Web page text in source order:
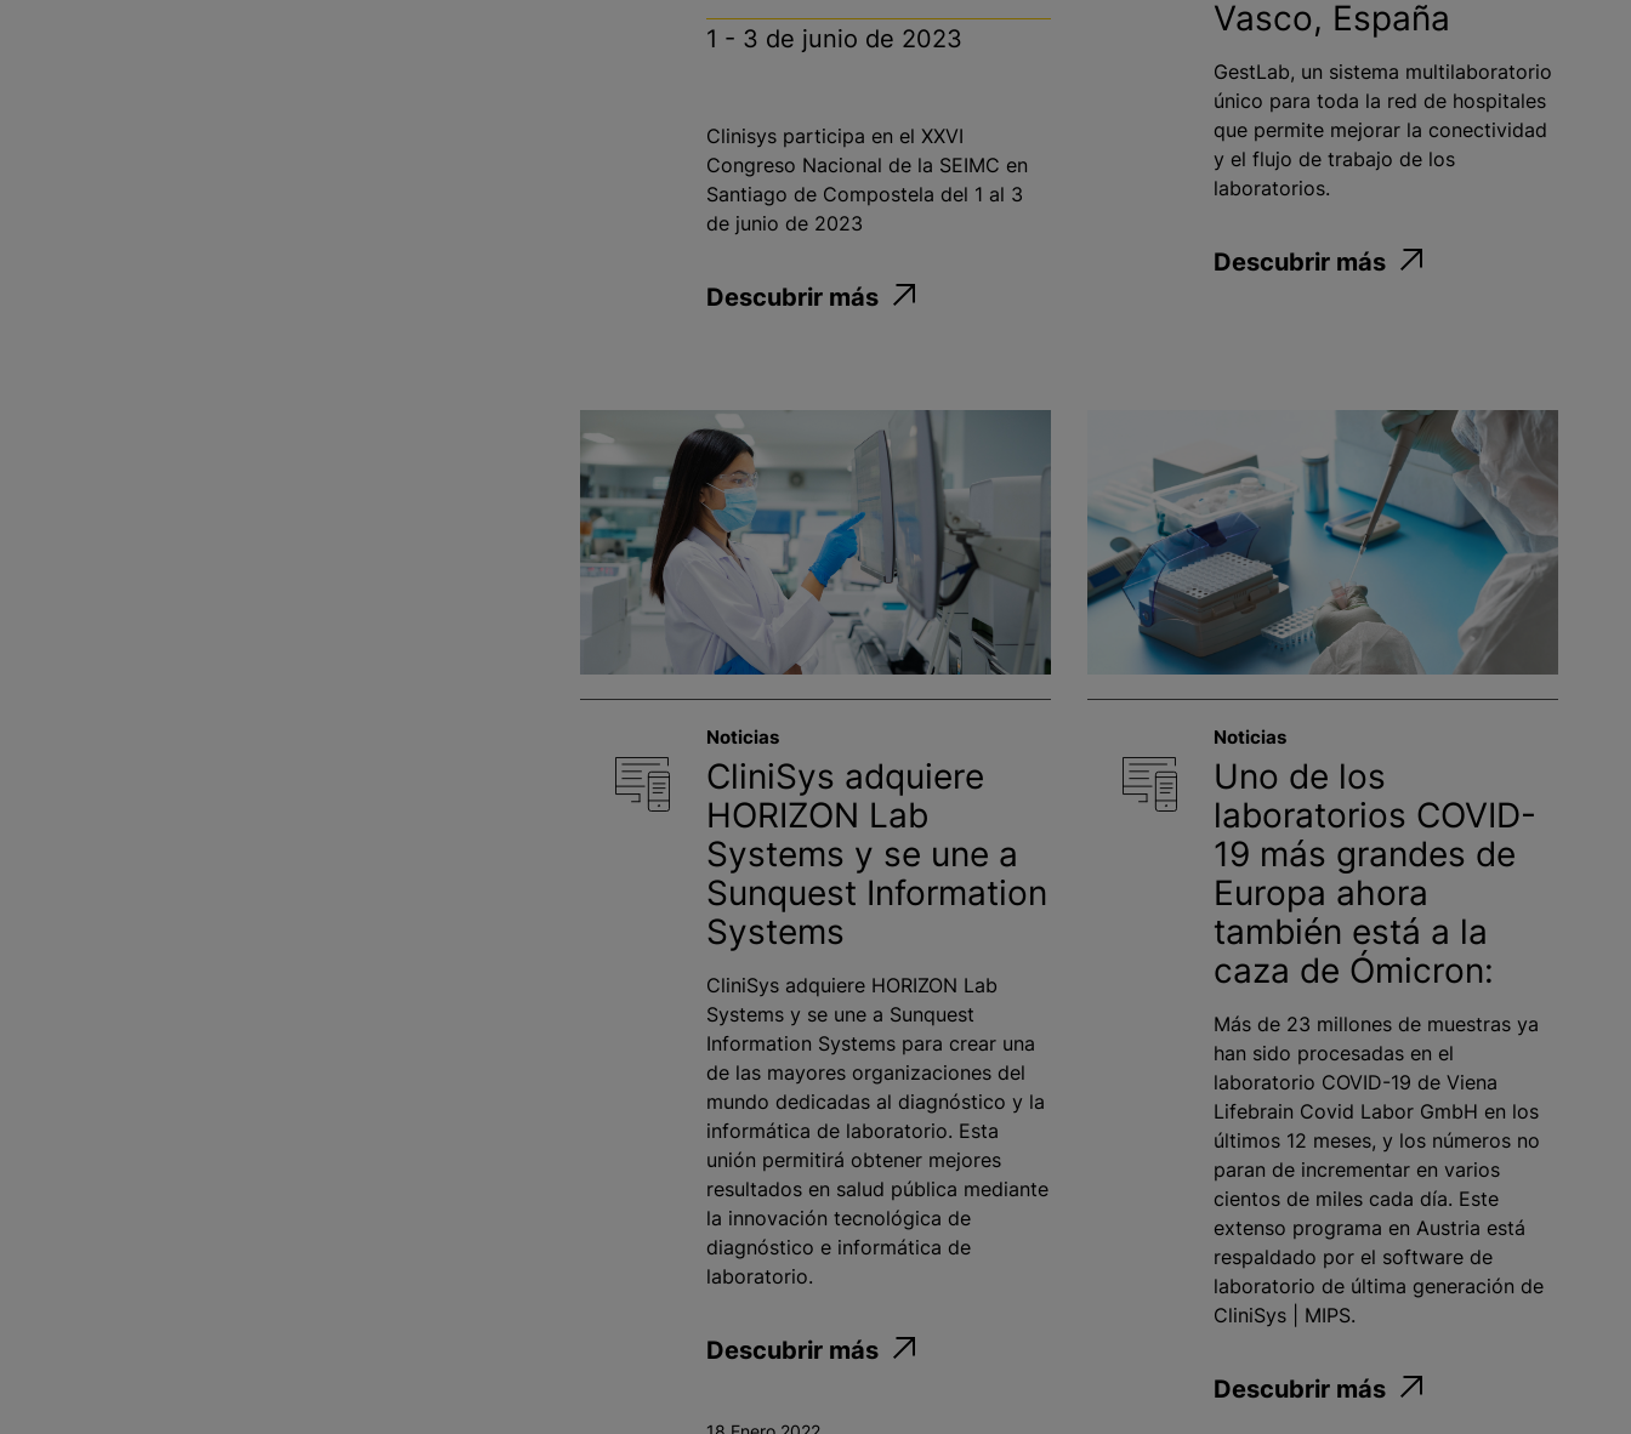
1 - 3 de junio de 2023
Clinisys participa en el XXVI
Congreso Nacional de la SEIMC en
Santiago de Compostela del 1 al 3
de junio de 2023
Descubrir más
Vasco, España
GestLab, un sistema multilaboratorio
único para toda la red de hospitales
que permite mejorar la conectividad
y el flujo de trabajo de los
laboratorios.
Descubrir más
Noticias
CliniSys adquiere
HORIZON Lab
Systems y se une a
Sunquest Information
Systems
CliniSys adquiere HORIZON Lab
Systems y se une a Sunquest
Information Systems para crear una
de las mayores organizaciones del
mundo dedicadas al diagnóstico y la
informática de laboratorio. Esta
unión permitirá obtener mejores
resultados en salud pública mediante
la innovación tecnológica de
diagnóstico e informática de
laboratorio.
Descubrir más
Noticias
Uno de los
laboratorios COVID-
19 más grandes de
Europa ahora
también está a la
caza de Ómicron:
Más de 23 millones de muestras ya
han sido procesadas en el
laboratorio COVID-19 de Viena
Lifebrain Covid Labor GmbH en los
últimos 12 meses, y los números no
paran de incrementar en varios
cientos de miles cada día. Este
extenso programa en Austria está
respaldado por el software de
laboratorio de última generación de
CliniSys | MIPS.
Descubrir más